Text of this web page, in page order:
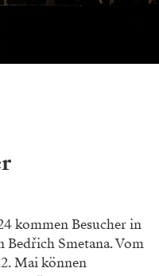
kommen Besucher in
Bedřich Smetana. Vom
Mai können